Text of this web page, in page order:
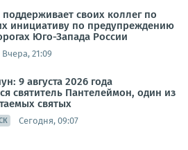
своих коллег по
инициативу по предупреждению
Юго-Запада России
Вчера, 21:09
9 августа 2026 года
святитель Пантелеймон, один из
святых
Сегодня, 09:07